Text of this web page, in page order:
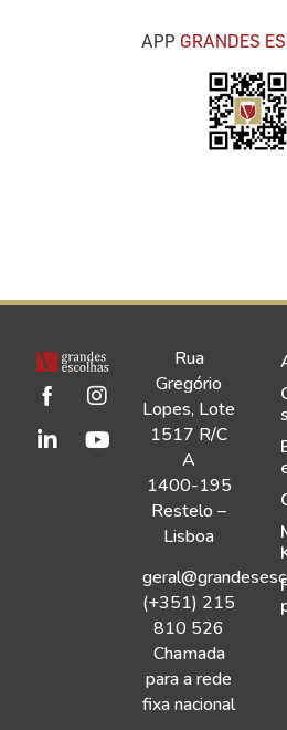
APP GRANDES
Rua
Gregório
Lopes, Lote
1517 R/C
A
1400-195
Restelo –
Lisboa
(+351) 215
810 526
Chamada
para a rede
fixa nacional